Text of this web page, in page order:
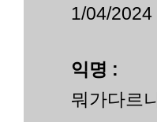
1/04/
익명 :
뭐가다르